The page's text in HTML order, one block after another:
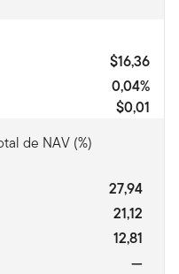
$16,36
0,04%
$0,01
de NAV (%)
27,94
21,12
12,81
—